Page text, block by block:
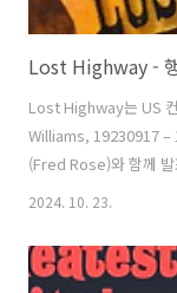
Lost Highway -
Lost Highway는 US
Williams, 19230917 –
(Fred Rose)와 함께
술을 좋아한 행크의 생
니어(Hank Williams
곡을 부른 의미를 알
2024. 10. 23.